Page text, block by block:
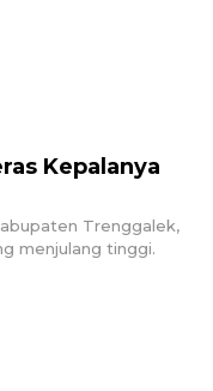
Kepalanya
Trenggalek,
menjulang tinggi.